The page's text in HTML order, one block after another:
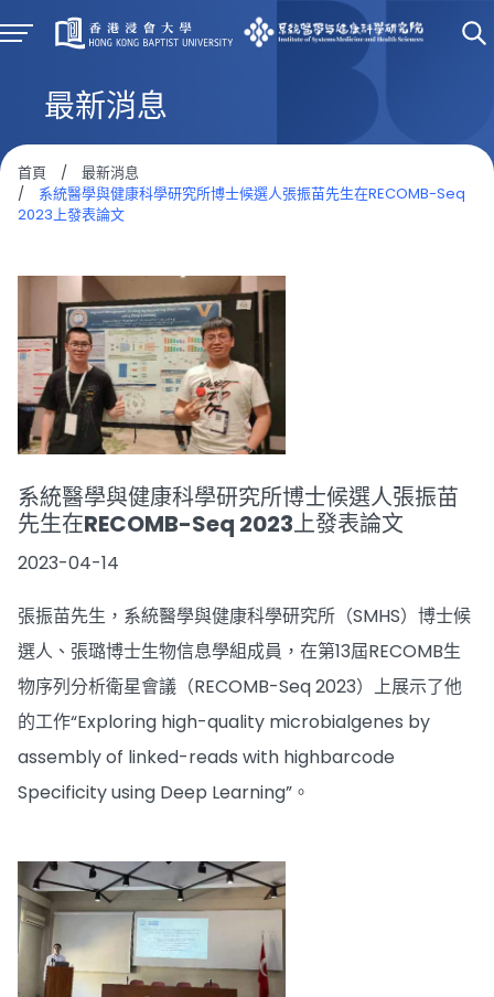
最新消息
首頁 /
最新消息
/
系統醫學與健康科學研究所博士候選人張振苗先生在RECOMB-Seq
2023上發表論文
系統醫學與健康科學研究所博士候選人張振苗
先生在RECOMB-Seq 2023上發表論文
2023-04-14
張振苗先生，系統醫學與健康科學研究所（SMHS）博士候
選人、張璐博士生物信息學組成員，在第13屆RECOMB生
物序列分析衛星會議（RECOMB-Seq 2023）上展示了他
的工作“Exploring high-quality microbialgenes by
assembly of linked-reads with highbarcode
Specificity using Deep Learning”。